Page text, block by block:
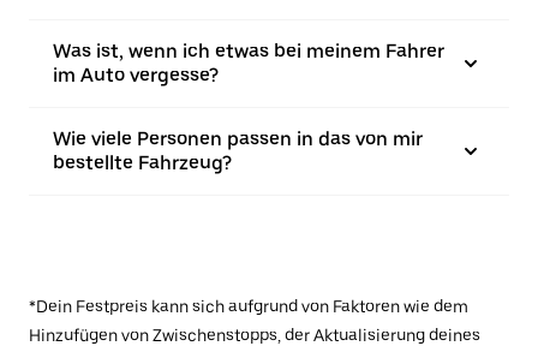
Was ist, wenn ich etwas bei meinem Fahrer
im Auto vergesse?
Wie viele Personen passen in das von mir
bestellte Fahrzeug?
*Dein Festpreis kann sich aufgrund von Faktoren wie dem
Hinzufügen von Zwischenstopps, der Aktualisierung deines